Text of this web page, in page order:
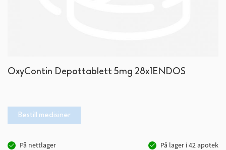
OxyContin Depottablett 5mg 28x1ENDOS
Bestill medisiner
På nettlager På lager i42apotek
til
bildegalleri